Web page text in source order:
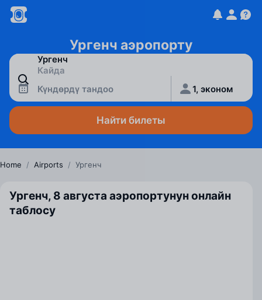
Ургенч аэропорту
Күндөрдү тандоо 1, эконом
Найти билеты
Home / Airports / Ургенч
Ургенч, 8 августа аэропортунун онлайн
таблосу